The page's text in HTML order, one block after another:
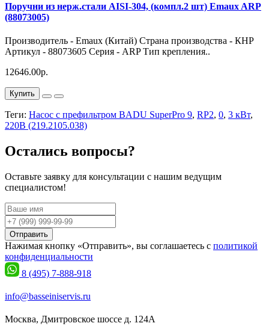
Поручни из нерж.стали AISI-304, (компл.2 шт) Emaux ARP
(88073005)
Производитель - Emaux (Китай) Страна производства - КНР
Артикул - 88073605 Серия - ARP Тип крепления..
12646.00р.
Купить
Теги: Насос с префильтром BADU SuperPro 9, RP2, 0, 3 кВт,
220В (219.2105.038)
Остались вопросы?
Оставьте заявку для консультации с нашим ведущим
специалистом!
Отправить
Нажимая кнопку «Отправить», вы соглашаетесь с политикой
конфиденциальности
8 (495) 7-888-918
info@basseiniservis.ru
Москва, Дмитровское шоссе д. 124А